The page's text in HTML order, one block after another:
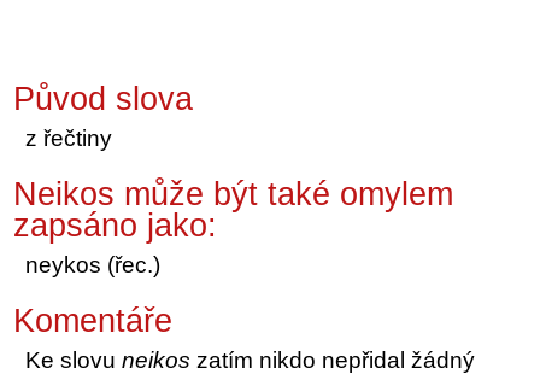
Původ slova
z řečtiny
Neikos může být také omylem
zapsáno jako:
neykos (řec.)
Komentáře
Ke slovuneikoszatím nikdo nepřidal žádný